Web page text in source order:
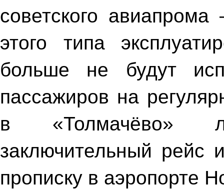
советского
этого типа
больше не будут
пассажиров на
в «Толмачёво»
заключительный рейс
прописку в аэропорте